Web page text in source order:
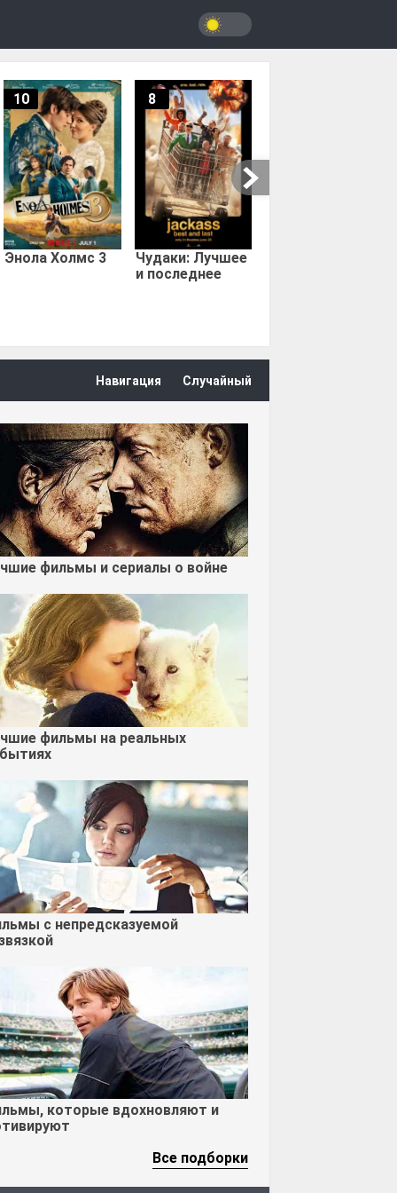
Энола Холмс 3
10
Чудаки: Лучшее
и последнее
8
Навигация Случайный
фильмы и сериалы о войне
фильмы на реальных
с непредсказуемой
которые вдохновляют и
Все подборки